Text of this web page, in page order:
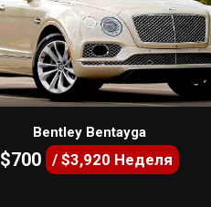
Bentley Bentayga
$700 / $3,920 Неделя